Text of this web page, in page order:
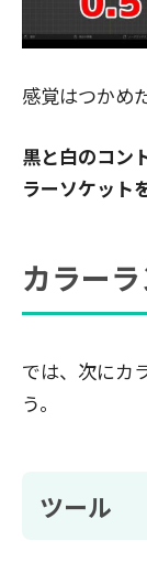
感覚はつかめ
黒と白のコン
ラーソケット
カラー
では、次にカ
う。
ツール